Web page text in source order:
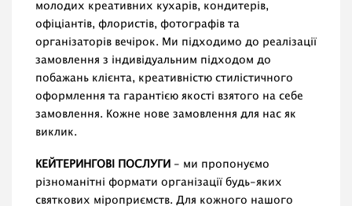
молодих креативних кухарів, кондитерів,
офіціантів, флористів, фотографів та
організаторів вечірок. Ми підходимо до реалізації
замовлення з індивідуальним підходом до
побажань клієнта, креативністю стилістичного
оформлення та гарантією якості взятого на себе
замовлення. Кожне нове замовлення для нас як
виклик.
КЕЙТЕРИНГОВІ ПОСЛУГИ - ми пропонуємо
різноманітні формати організації будь-яких
святкових міроприємств. Для кожного нашого